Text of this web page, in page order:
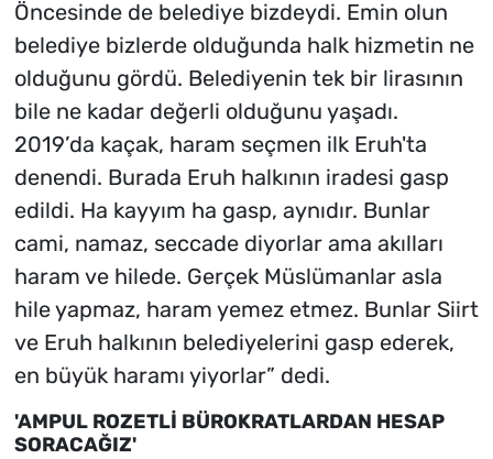
Öncesinde de belediye bizdeydi. Emin olun
belediye bizlerde olduğunda halk hizmetin ne
olduğunu gördü. Belediyenin tek bir lirasının
bile ne kadar değerli olduğunu yaşadı.
2019’da kaçak, haram seçmen ilk Eruh'ta
denendi. Burada Eruh halkının iradesi gasp
edildi. Ha kayyım ha gasp, aynıdır. Bunlar
cami, namaz, seccade diyorlar ama akılları
haram ve hilede. Gerçek Müslümanlar asla
hile yapmaz, haram yemez etmez. Bunlar Siirt
ve Eruh halkının belediyelerini gasp ederek,
en büyük haramı yiyorlar” dedi.
'AMPUL ROZETLİ BÜROKRATLARDAN HESAP
SORACAĞIZ'